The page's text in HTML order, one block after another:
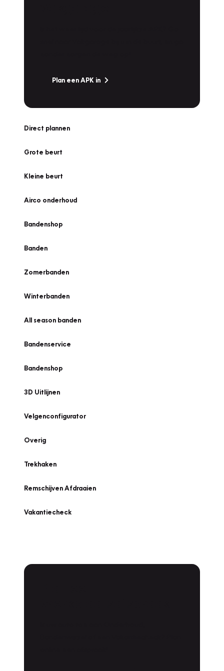
Plan een APK in
Direct plannen
Grote beurt
Kleine beurt
Airco onderhoud
Bandenshop
Banden
Zomerbanden
Winterbanden
All season banden
Bandenservice
Bandenshop
3D Uitlijnen
Velgenconfigurator
Overig
Trekhaken
Remschijven Afdraaien
Vakantiecheck